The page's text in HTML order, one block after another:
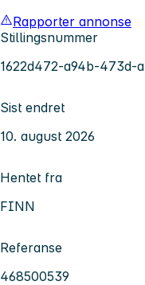
Rapporter annonse
Stillingsnummer
1622d472-a94b-473d-
Sist endret
10. august 2026
Hentet fra
FINN
Referanse
468500539